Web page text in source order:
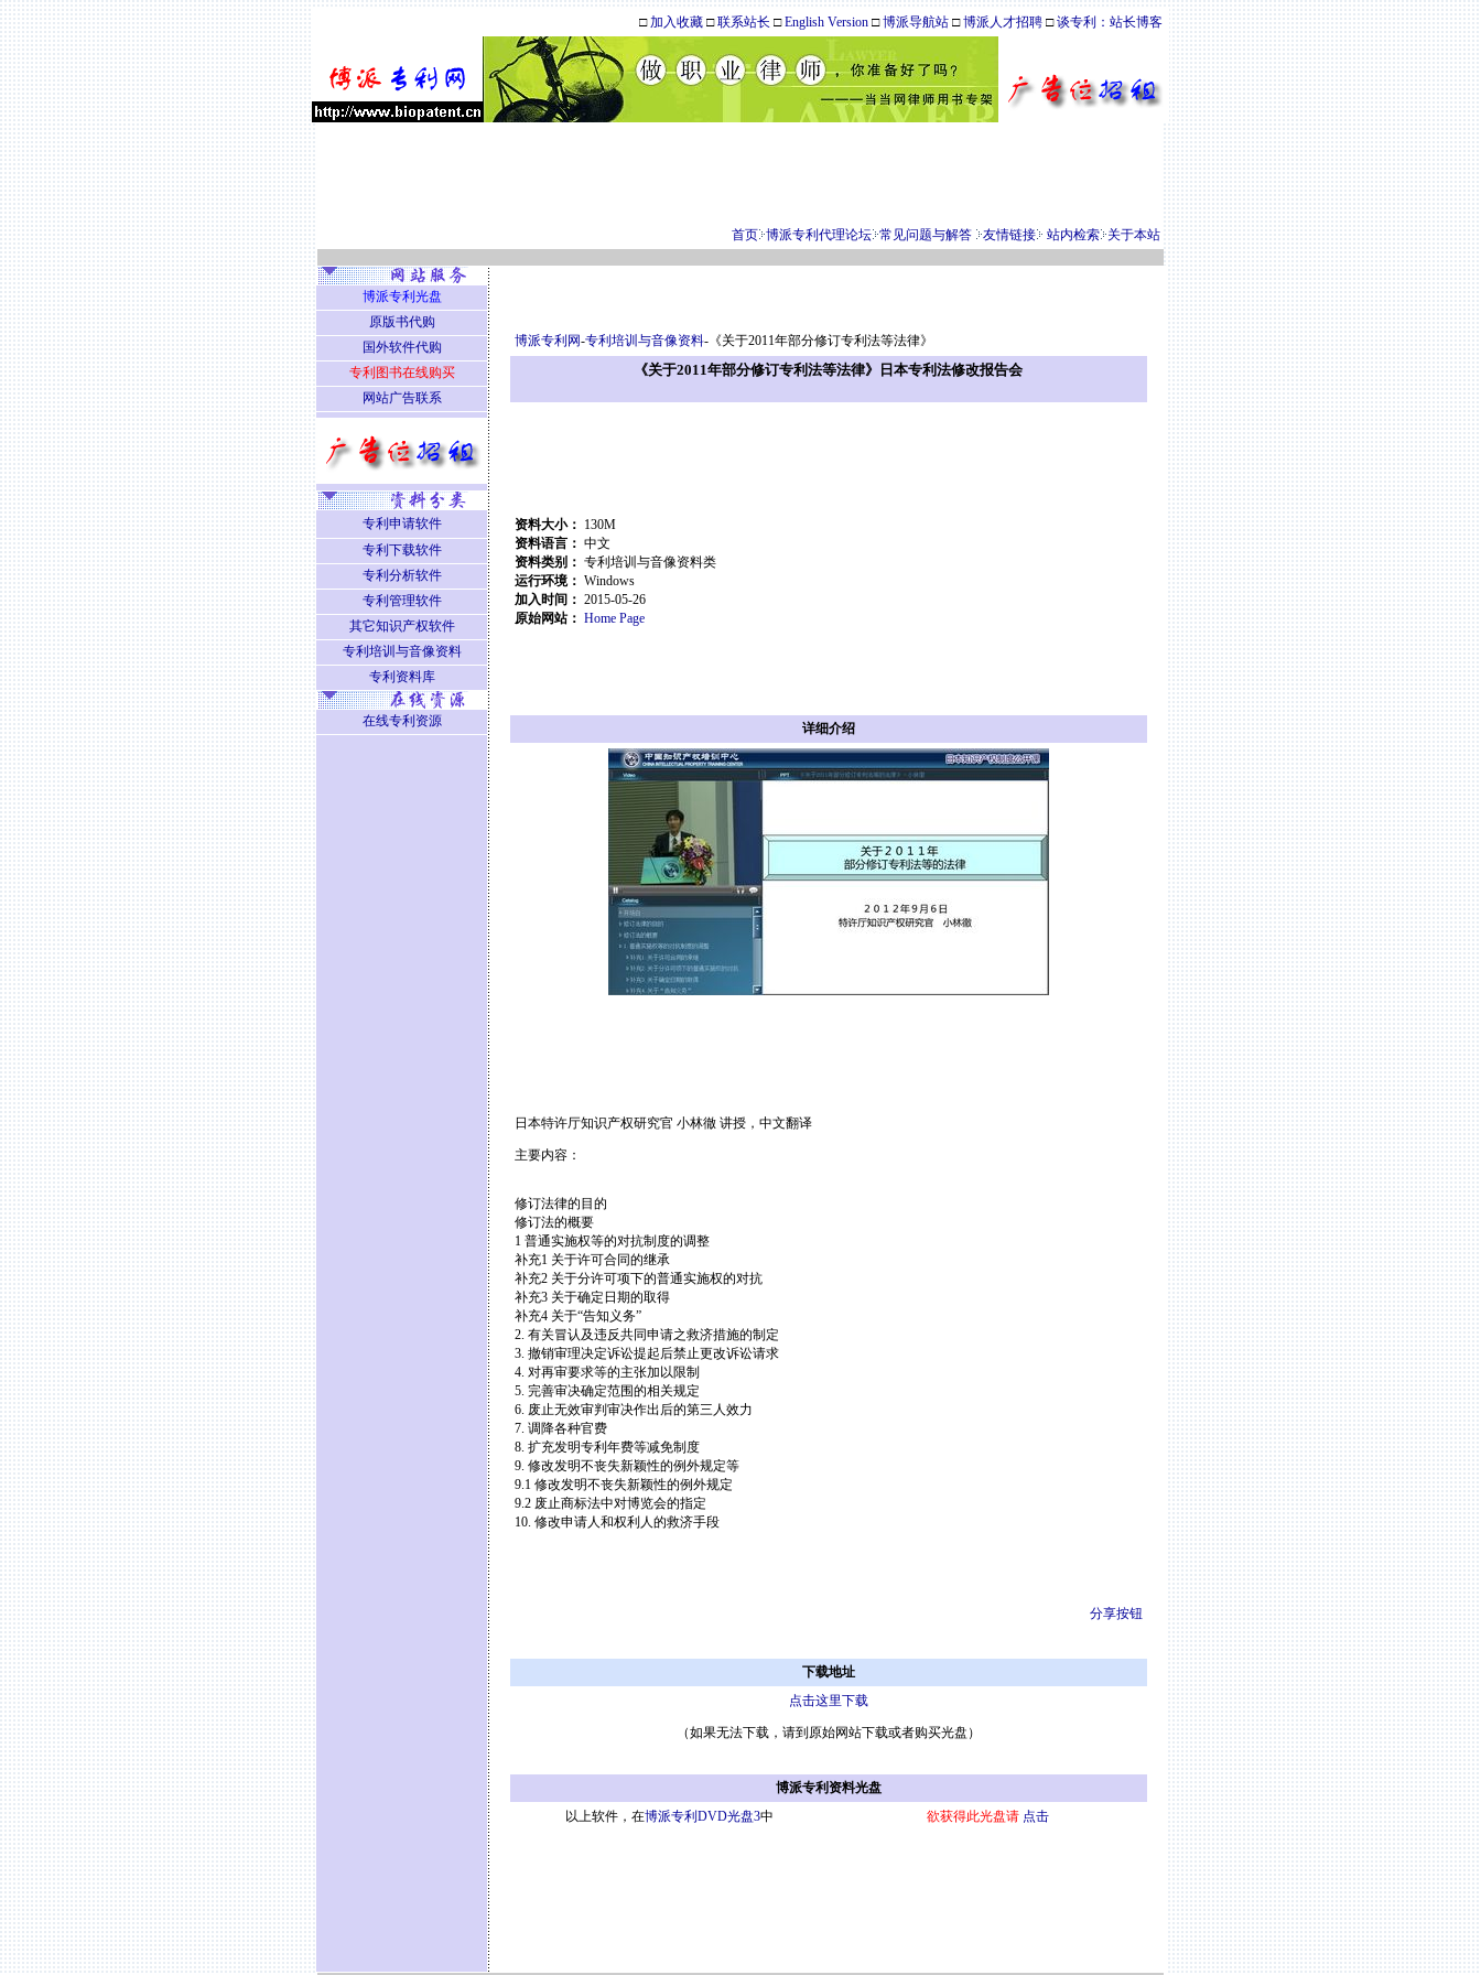
□加入收藏 □联系站长 □English Version □博派导航站 □博派人才招聘 □谈专利：站长博客
首页 博派专利代理论坛 常见问题与解答 友情链接 站内检索 关于本站
博派专利网-专利培训与音像资料-《关于2011年部分修订专利法等法律》
《关于2011年部分修订专利法等法律》日本专利法修改报告会
资料大小： 130M
资料语言： 中文
资料类别： 专利培训与音像资料类
运行环境： Windows
加入时间： 2015-05-26
原始网站： Home Page
详细介绍
日本特许厅知识产权研究官 小林徹 讲授，中文翻译
主要内容：
修订法律的目的
修订法的概要
1 普通实施权等的对抗制度的调整
补充1 关于许可合同的继承
补充2 关于分许可项下的普通实施权的对抗
补充3 关于确定日期的取得
补充4 关于“告知义务”
2. 有关冒认及违反共同申请之救济措施的制定
3. 撤销审理决定诉讼提起后禁止更改诉讼请求
4. 对再审要求等的主张加以限制
5. 完善审决确定范围的相关规定
6. 废止无效审判审决作出后的第三人效力
7. 调降各种官费
8. 扩充发明专利年费等减免制度
9. 修改发明不丧失新颖性的例外规定等
9.1 修改发明不丧失新颖性的例外规定
9.2 废止商标法中对博览会的指定
10. 修改申请人和权利人的救济手段
分享按钮
下载地址
点击这里下载
（如果无法下载，请到原始网站下载或者购买光盘）
博派专利资料光盘
以上软件，在博派专利DVD光盘3中 欲获得此光盘请 点击
博派专利光盘
原版书代购
国外软件代购
专利图书在线购买
网站广告联系
专利申请软件
专利下载软件
专利分析软件
专利管理软件
其它知识产权软件
专利培训与音像资料
专利资料库
在线专利资源